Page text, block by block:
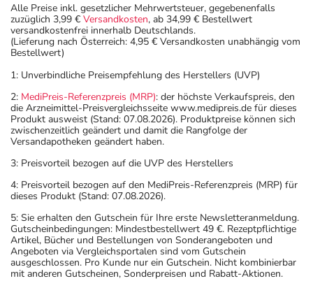
Alle Preise inkl. gesetzlicher Mehrwertsteuer, gegebenenfalls
zuzüglich 3,99 € Versandkosten, ab 34,99 € Bestellwert
versandkostenfrei innerhalb Deutschlands.
(Lieferung nach Österreich: 4,95 € Versandkosten unabhängig vom
Bestellwert)
1: Unverbindliche Preisempfehlung des Herstellers (UVP)
2: MediPreis-Referenzpreis (MRP): der höchste Verkaufspreis, den
die Arzneimittel-Preisvergleichsseite www.medipreis.de für dieses
Produkt ausweist (Stand: 07.08.2026). Produktpreise können sich
zwischenzeitlich geändert und damit die Rangfolge der
Versandapotheken geändert haben.
3: Preisvorteil bezogen auf die UVP des Herstellers
4: Preisvorteil bezogen auf den MediPreis-Referenzpreis (MRP) für
dieses Produkt (Stand: 07.08.2026).
5: Sie erhalten den Gutschein für Ihre erste Newsletteranmeldung.
Gutscheinbedingungen: Mindestbestellwert 49 €. Rezeptpflichtige
Artikel, Bücher und Bestellungen von Sonderangeboten und
Angeboten via Vergleichsportalen sind vom Gutschein
ausgeschlossen. Pro Kunde nur ein Gutschein. Nicht kombinierbar
mit anderen Gutscheinen, Sonderpreisen und Rabatt-Aktionen.